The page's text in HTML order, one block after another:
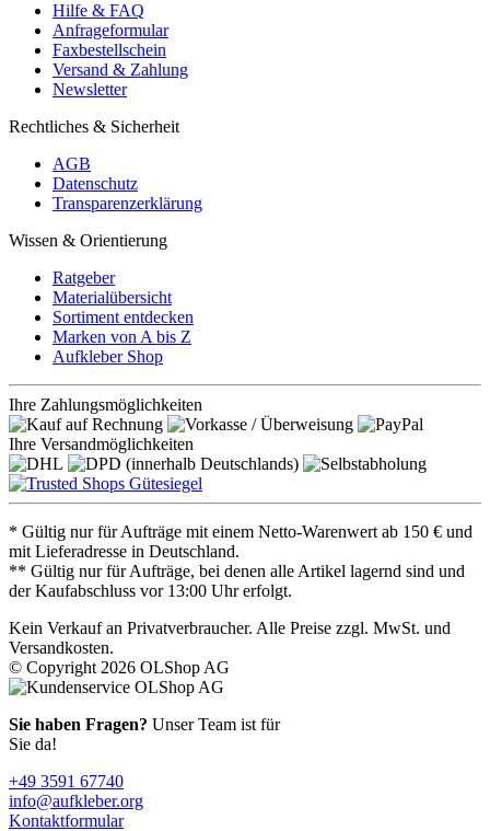
Hilfe & FAQ
Anfrageformular
Faxbestellschein
Versand & Zahlung
Newsletter
Rechtliches & Sicherheit
AGB
Datenschutz
Transparenzerklärung
Wissen & Orientierung
Ratgeber
Materialübersicht
Sortiment entdecken
Marken von A bis Z
Aufkleber Shop
Ihre Zahlungsmöglichkeiten
Ihre Versandmöglichkeiten
* Gültig nur für Aufträge mit einem Netto-Warenwert ab 150 € und
mit Lieferadresse in Deutschland.
** Gültig nur für Aufträge, bei denen alle Artikel lagernd sind und
der Kaufabschluss vor 13:00 Uhr erfolgt.
Kein Verkauf an Privatverbraucher. Alle Preise zzgl. MwSt. und
Versandkosten.
© Copyright 2026 OLShop AG
Sie haben Fragen? Unser Team ist für
Sie da!
+49 3591 67740
info@aufkleber.org
Kontaktformular